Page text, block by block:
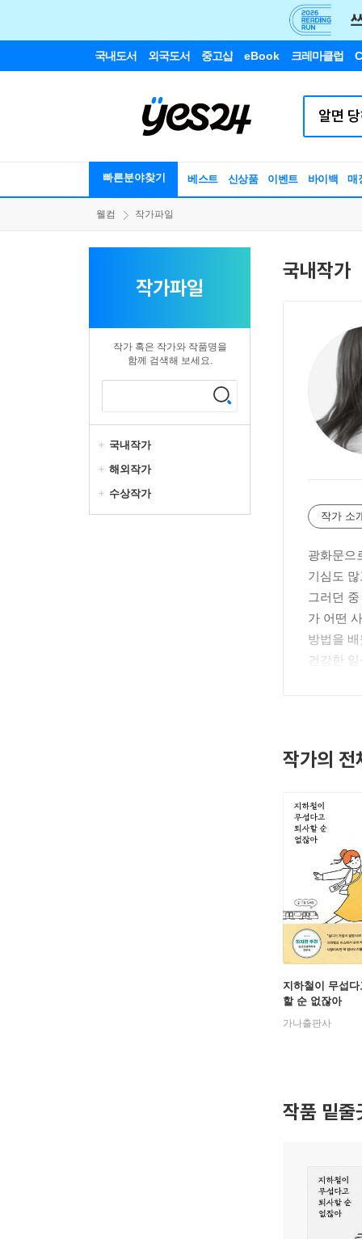
국내도서 외국도서 중고샵 eBook 크레마클럽
빠른분야찾기 베스트 신상품 이벤트 바이백 매
웰컴 작가파일
작가파일
작가 혹은 작가와 작품명을
함께 검색해 보세요.
국내작가
해외작가
수상작가
국내작가
작가 소
광화문으
기심도
그러던
가 어떤
방법을
건강한
작가의 전
지하철이 무섭
할 순 없잖아
가나출판사
작품 밑줄